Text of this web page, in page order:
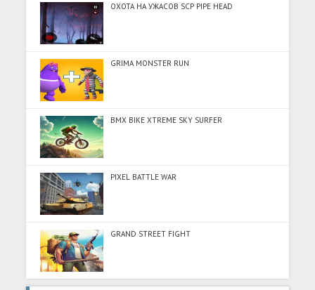
ОХОТА НА УЖАСОВ SCP PIPE HEAD
GRIMA MONSTER RUN
BMX BIKE XTREME SKY SURFER
PIXEL BATTLE WAR
GRAND STREET FIGHT